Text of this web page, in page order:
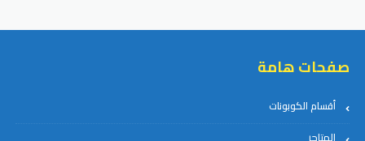
صفحات هامة
أقسام الكوبونات